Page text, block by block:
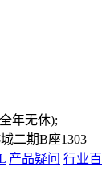
年无休);
二期B座1303
产品疑问 行业百